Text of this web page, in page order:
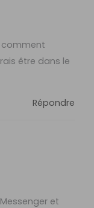
comment
être dans le
Répondre
et